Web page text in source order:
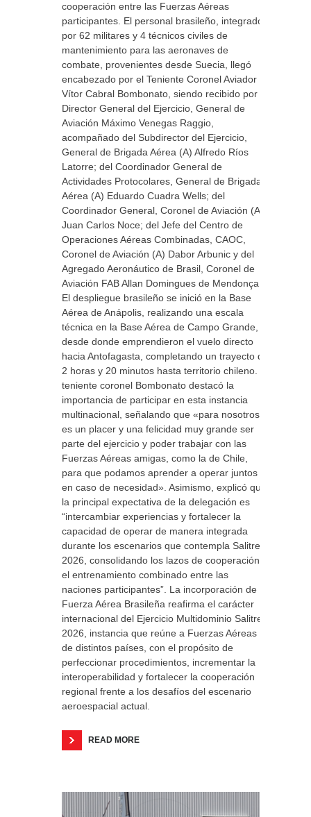
cooperación entre las Fuerzas Aéreas
participantes. El personal brasileño, integrado
por 62 militares y 4 técnicos civiles de
mantenimiento para las aeronaves de
combate, provenientes desde Suecia, llegó
encabezado por el Teniente Coronel Aviador
Vítor Cabral Bombonato, siendo recibido por el
Director General del Ejercicio, General de
Aviación Máximo Venegas Raggio,
acompañado del Subdirector del Ejercicio,
General de Brigada Aérea (A) Alfredo Ríos
Latorre; del Coordinador General de
Actividades Protocolares, General de Brigada
Aérea (A) Eduardo Cuadra Wells; del
Coordinador General, Coronel de Aviación (A)
Juan Carlos Noce; del Jefe del Centro de
Operaciones Aéreas Combinadas, CAOC,
Coronel de Aviación (A) Dabor Arbunic y del
Agregado Aeronáutico de Brasil, Coronel de
Aviación FAB Allan Domingues de Mendonça.
El despliegue brasileño se inició en la Base
Aérea de Anápolis, realizando una escala
técnica en la Base Aérea de Campo Grande,
desde donde emprendieron el vuelo directo
hacia Antofagasta, completando un trayecto de
2 horas y 20 minutos hasta territorio chileno. El
teniente coronel Bombonato destacó la
importancia de participar en esta instancia
multinacional, señalando que «para nosotros
es un placer y una felicidad muy grande ser
parte del ejercicio y poder trabajar con las
Fuerzas Aéreas amigas, como la de Chile,
para que podamos aprender a operar juntos
en caso de necesidad». Asimismo, explicó que
la principal expectativa de la delegación es
“intercambiar experiencias y fortalecer la
capacidad de operar de manera integrada
durante los escenarios que contempla Salitre
2026, consolidando los lazos de cooperación y
el entrenamiento combinado entre las
naciones participantes”. La incorporación de la
Fuerza Aérea Brasileña reafirma el carácter
internacional del Ejercicio Multidominio Salitre
2026, instancia que reúne a Fuerzas Aéreas
de distintos países, con el propósito de
perfeccionar procedimientos, incrementar la
interoperabilidad y fortalecer la cooperación
regional frente a los desafíos del escenario
aeroespacial actual.
READ MORE